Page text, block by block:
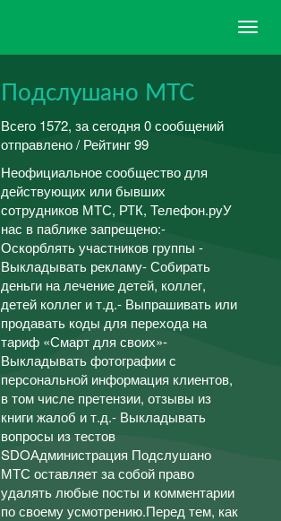
Подслушано МТС
Всего 1572, за сегодня 0 сообщений
отправлено / Рейтинг 99
Неофициальное сообщество для
действующих или бывших
сотрудников МТС, РТК, Телефон.руУ
нас в паблике запрещено:-
Оскорблять участников группы -
Выкладывать рекламу- Собирать
деньги на лечение детей, коллег,
детей коллег и т.д.- Выпрашивать или
продавать коды для перехода на
тариф «Смарт для своих»-
Выкладывать фотографии с
персональной информация клиентов,
в том числе претензии, отзывы из
книги жалоб и т.д.- Выкладывать
вопросы из тестов
SDOАдминистрация Подслушано
МТС оставляет за собой право
удалять любые посты и комментарии
по своему усмотрению.Перед тем, как